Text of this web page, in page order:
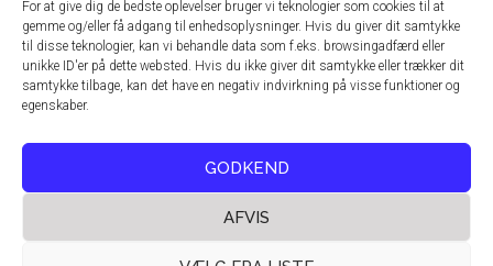
For at give dig de bedste oplevelser bruger vi teknologier som cookies til at
gemme og/eller få adgang til enhedsoplysninger. Hvis du giver dit samtykke
til disse teknologier, kan vi behandle data som f.eks. browsingadfærd eller
unikke ID'er på dette websted. Hvis du ikke giver dit samtykke eller trækker dit
samtykke tilbage, kan det have en negativ indvirkning på visse funktioner og
egenskaber.
GODKEND
AFVIS
DK - 2600 Glostrup
www.techmedia.dk
Telefon: +45 43 24 26 28
E-mail:info@techmedia.dk